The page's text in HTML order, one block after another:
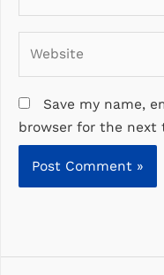
Save my name,
browser for the next